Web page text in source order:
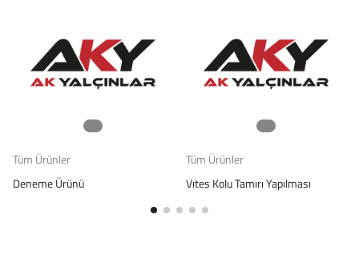
Tüm Ürünler
Deneme Ürünü
Tüm Ürünler
Vıtes Kolu Tamırı Yapılması